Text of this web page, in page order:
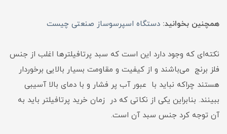
همچنین بخوانید: دستگاه اسپرسوساز صنعتی چیست
نکته‌ای که وجود دارد این است که سبد پرتافیلترها اغلب از جنس
فلز برنج می‌باشند و از کیفیت و مقاومت بسیار بالایی برخوردار
هستند چراکه نباید با عبور آب پر فشار و با دمای بالا آسیبی
ببینند. بنابراین یکی از نکاتی که در زمان خرید پرتافیلتر باید به
آن توجه کرد جنس سبد آن است.